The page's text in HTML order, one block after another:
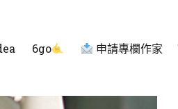
6go 申請專欄作家